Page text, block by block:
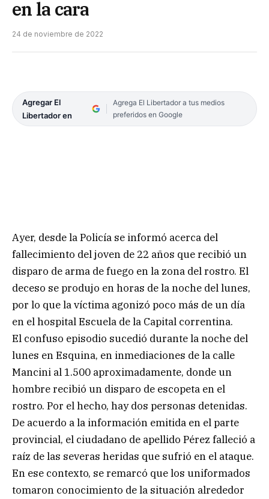
en la cara
24 de noviembre de 2022
Agregar El
Libertador en
Agrega El Libertador a tus medios
preferidos en Google
Ayer, desde la Policía se informó acerca del
fallecimiento del joven de 22 años que recibió un
disparo de arma de fuego en la zona del rostro. El
deceso se produjo en horas de la noche del lunes,
por lo que la víctima agonizó poco más de un día
en el hospital Escuela de la Capital correntina.
El confuso episodio sucedió durante la noche del
lunes en Esquina, en inmediaciones de la calle
Mancini al 1.500 aproximadamente, donde un
hombre recibió un disparo de escopeta en el
rostro. Por el hecho, hay dos personas detenidas.
De acuerdo a la información emitida en el parte
provincial, el ciudadano de apellido Pérez falleció a
raíz de las severas heridas que sufrió en el ataque.
En ese contexto, se remarcó que los uniformados
tomaron conocimiento de la situación alrededor